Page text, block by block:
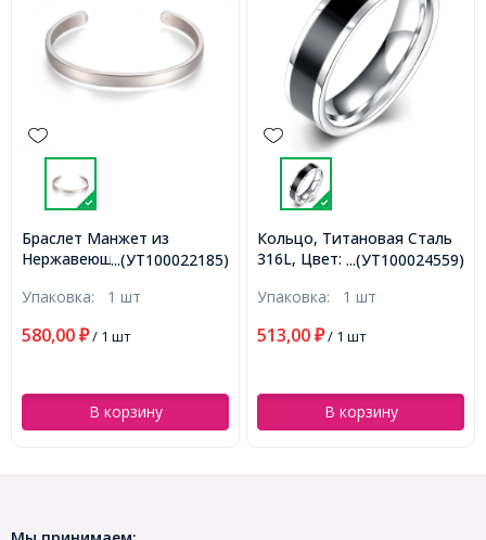
...(УТ100022185)
Браслет Манжет из
Нержавеющей Стали 304,
диаметр 5.7x4см, Ширина
Упаковка: 1 шт
580,00 ₽/ 1 шт
В корзину
...(УТ100024559)
Кольцо, Титановая Сталь
316L, Цвет: Черный,
(УТ100024559)
Упаковка: 1 шт
513,00 ₽/ 1 шт
В корзину